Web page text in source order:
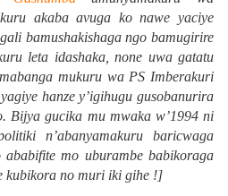
akaba avuga ko nawe yaciye
bamushakishaga ngo bamugirire
leta idashaka, none uwa gatatu
mukuru wa PS Imberakuri
hanze y’igihugu gusobanurira
Bijya gucika mu mwaka w’1994 ni
n’abanyamakuru baricwaga
mo uburambe babikoraga
kubikora no muri iki gihe !]